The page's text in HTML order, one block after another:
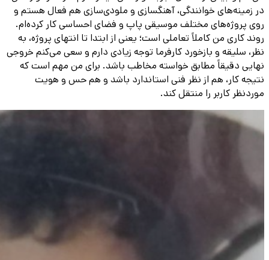
در زمینه‌های خوانندگی، آهنگسازی و ملودی‌سازی هم فعال هستم و
روی پروژه‌های مختلف موسیقی پاپ و فضای احساسی کار کرده‌ام.
روند کاری من کاملاً تعاملی است؛ یعنی از ابتدا تا انتهای پروژه، به
نظر، سلیقه و بازخورد کارفرما توجه زیادی دارم و سعی می‌کنم خروجی
نهایی دقیقاً مطابق خواسته مخاطب باشد. برای من مهم است که
نتیجه کار، هم از نظر فنی استاندارد باشد و هم حس و هویت
موردنظر کاربر را منتقل کند.